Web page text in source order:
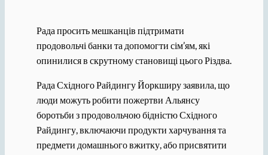
Рада просить мешканців підтримати
продовольчі банки та допомогти сім’ям, які
опинилися в скрутному становищі цього Різдва.
Рада Східного Райдингу Йоркширу заявила, що
люди можуть робити пожертви Альянсу
боротьби з продовольчою бідністю Східного
Райдингу, включаючи продукти харчування та
предмети домашнього вжитку, або присвятити